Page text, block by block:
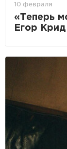
10 февраля
«Теперь
Егор